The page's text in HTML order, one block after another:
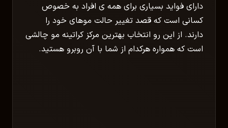
دارای فواید بسیاری برای همه ی افراد به خصوص
کسانی است که قصد تغییر حالت موهای خود را
دارند. از این رو انتخاب بهترین مرکز کراتینه مو چالشی
است که همواره هرکدام از شما با آن روبرو هستید.